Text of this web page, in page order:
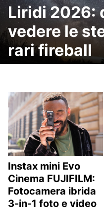
Liridi 2026:
vedere le
rari fireball
Instax mini Evo
Cinema FUJIFILM:
Fotocamera ibrida
3-in-1 foto e video